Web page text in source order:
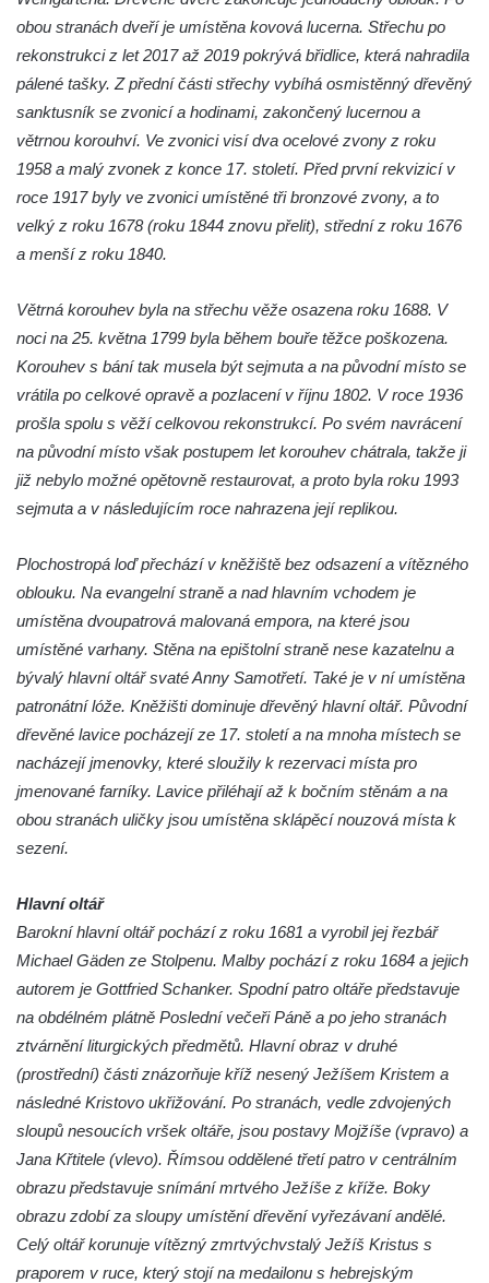
Kostel Nejsvětější Trojice ve Velenicích
Kostel svatých Petra a Pavla v Semilech
Kostel Nanebevzetí Panny Marie (St. Mariä
Himmelfahrt) v Schirgiswalde
Kostel svaté Máří Magdaleny u hradu
Krasíkov
Kaple Olivetské hory pod věží kostela
Kostel Zvěstování Panny Marie v Duchcově
Výklenková kaple v Teplické ulici u stadionu
v Duchcově
Evangelický kostel v Duchcově
Kostel svatých Petra a Pavla v Jeníkově
Kaple svaté Anny v Jeníkově
Kaple Panny Marie v Lahošti
Kaple svatého Jana Nepomuckého v
Lahošti
Kostel svatého Mikuláše v Mikulášovicích
Kaple Tří otců v Mikulášovicích
Kaple Matky Boží v Mikulášovicích
Kaple Andělů strážných (Fürleova kaple) v
Mikulášovicích
Balzerova kaple v Mikulášovicích
Kaple svatého Josefa u Zákup
Kostel svatých Fabiána a Šebestiána v
Zákupech
Kostel svatého Havla v Kuřívodech
Kaple Krista v žaláři u kostela Nalezení
svatého Kříže ve Frýdlantu
Kostel Nalezení svatého Kříže ve Frýdlantu
Kaple Getsemanské zahrady na křížové
cestě na Křížovém vrchu ve Frýdlantu
obou stranách dveří je umístěna kovová lucerna. Střechu po
rekonstrukci z let 2017 až 2019 pokrývá břidlice, která nahradila
pálené tašky. Z přední části střechy vybíhá osmistěnný dřevěný
sanktusník se zvonicí a hodinami, zakončený lucernou a
větrnou korouhví. Ve zvonici visí dva ocelové zvony z roku
1958 a malý zvonek z konce 17. století. Před první rekvizicí v
roce 1917 byly ve zvonici umístěné tři bronzové zvony, a to
velký z roku 1678 (roku 1844 znovu přelit), střední z roku 1676
a menší z roku 1840.
Větrná korouhev byla na střechu věže osazena roku 1688. V
noci na 25. května 1799 byla během bouře těžce poškozena.
Korouhev s bání tak musela být sejmuta a na původní místo se
vrátila po celkové opravě a pozlacení v říjnu 1802. V roce 1936
prošla spolu s věží celkovou rekonstrukcí. Po svém navrácení
na původní místo však postupem let korouhev chátrala, takže ji
již nebylo možné opětovně restaurovat, a proto byla roku 1993
sejmuta a v následujícím roce nahrazena její replikou.
Plochostropá loď přechází v kněžiště bez odsazení a vítězného
oblouku. Na evangelní straně a nad hlavním vchodem je
umístěna dvoupatrová malovaná empora, na které jsou
umístěné varhany. Stěna na epištolní straně nese kazatelnu a
bývalý hlavní oltář svaté Anny Samotřetí. Také je v ní umístěna
patronátní lóže. Kněžišti dominuje dřevěný hlavní oltář. Původní
dřevěné lavice pocházejí ze 17. století a na mnoha místech se
nacházejí jmenovky, které sloužily k rezervaci místa pro
jmenované farníky. Lavice přiléhají až k bočním stěnám a na
obou stranách uličky jsou umístěna sklápěcí nouzová místa k
sezení.
Hlavní oltář
Barokní hlavní oltář pochází z roku 1681 a vyrobil jej řezbář
Michael Gäden ze Stolpenu. Malby pochází z roku 1684 a jejich
autorem je Gottfried Schanker. Spodní patro oltáře představuje
na obdélném plátně Poslední večeři Páně a po jeho stranách
ztvárnění liturgických předmětů. Hlavní obraz v druhé
(prostřední) části znázorňuje kříž nesený Ježíšem Kristem a
následné Kristovo ukřižování. Po stranách, vedle zdvojených
sloupů nesoucích vršek oltáře, jsou postavy Mojžíše (vpravo) a
Jana Křtitele (vlevo). Římsou oddělené třetí patro v centrálním
obrazu představuje snímání mrtvého Ježíše z kříže. Boky
obrazu zdobí za sloupy umístění dřevění vyřezávaní andělé.
Celý oltář korunuje vítězný zmrtvýchvstalý Ježíš Kristus s
praporem v ruce, který stojí na medailonu s hebrejským